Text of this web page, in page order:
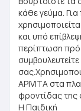
κάθε γεύμα.
και υπό
περίπτωση
APIVITA στα
φροντίδας της
Η Παιδική